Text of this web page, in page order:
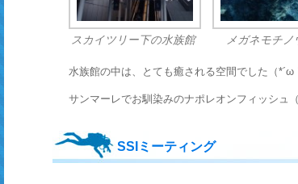
スカイツリー下の水族館 メガネモチノ
水族館の中は、とても癒される空間でした（*´ω
サンマーレでお馴染みのナポレオンフィッシュ
SSIミーティング